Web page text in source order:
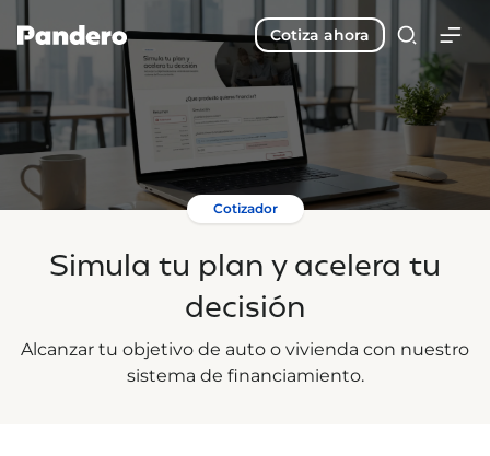
Cotiza ahora
Cotizador
Simula tu plan y acelera tu
decisión
Alcanzar tu objetivo de auto o vivienda con nuestro
sistema de financiamiento.